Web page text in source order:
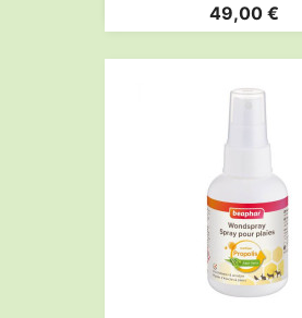
Prix
49,00 €